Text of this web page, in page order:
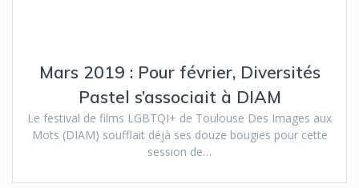
Mars 2019 : Pour février, Diversités
Pastel s’associait à DIAM
Le festival de films LGBTQI+ de Toulouse Des Images aux
Mots (DIAM) soufflait déjà ses douze bougies pour cette
session de…